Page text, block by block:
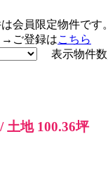
会員限定物件です
→ご登録はこちら
表示物件数
土地 100.36坪